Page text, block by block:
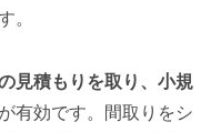
。
見積もりを取り、小規
有効です。間取りをシ